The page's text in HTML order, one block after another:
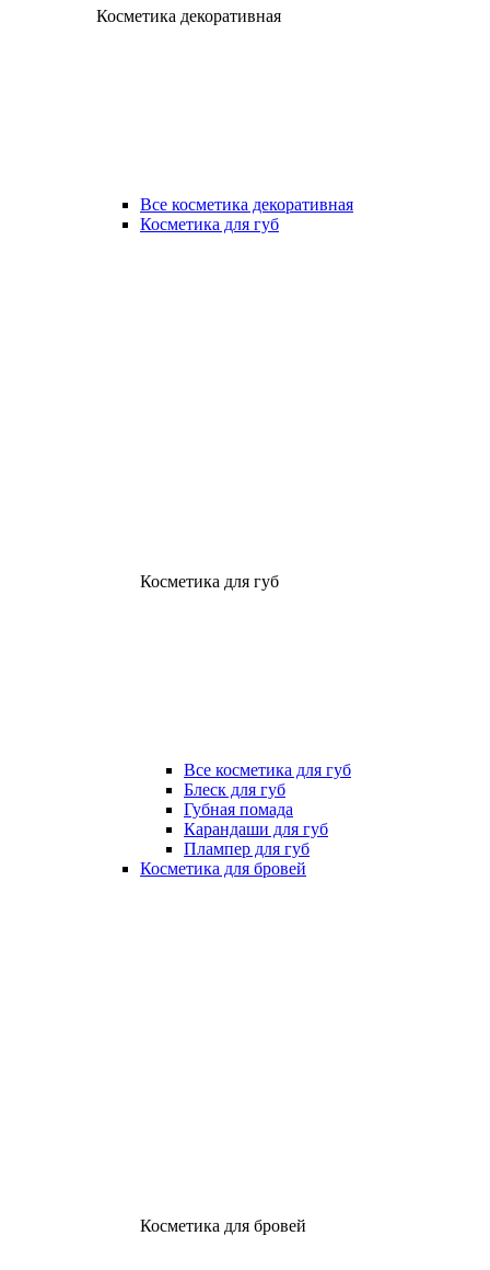
Косметика декоративная
Все косметика декоративная
Косметика для губ
Косметика для губ
Все косметика для губ
Блеск для губ
Губная помада
Карандаши для губ
Плампер для губ
Косметика для бровей
Косметика для бровей